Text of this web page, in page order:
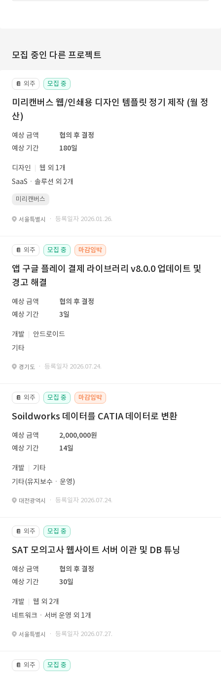
모집 중인 다른 프로젝트
📔 외주 모집 중
미리캔버스 웹/인쇄용 디자인 템플릿 정기 제작 (월 정
산)
예상 금액
협의 후 결정
예상 기간
180일
디자인
웹 외 1개
SaaSㆍ솔루션 외 2개
미리캔버스
서울특별시 · 등록일자 2026.01.26.
📔 외주 모집 중 마감임박
앱 구글 플레이 결제 라이브러리 v8.0.0 업데이트 및
경고 해결
예상 금액
협의 후 결정
예상 기간
3일
개발
안드로이드
기타
경기도 · 등록일자 2026.07.24.
📔 외주 모집 중 마감임박
Soildworks 데이터를 CATIA 데이터로 변환
예상 금액
2,000,000원
예상 기간
14일
개발
기타
기타(유지보수ㆍ운영)
대전광역시 · 등록일자 2026.07.24.
📔 외주 모집 중
SAT 모의고사 웹사이트 서버 이관 및 DB 튜닝
예상 금액
협의 후 결정
예상 기간
30일
개발
웹 외 2개
네트워크ㆍ서버 운영 외 1개
서울특별시 · 등록일자 2026.07.27.
📔 외주 모집 중